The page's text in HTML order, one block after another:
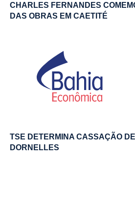
CHARLES FERNANDES
DAS OBRAS EM CAETITÉ
TSE DETERMINA CASSAÇÃO
DORNELLES